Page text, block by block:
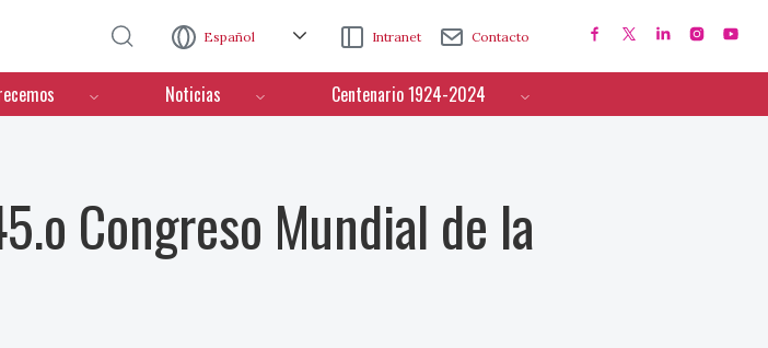
Español Intranet Contacto
Noticias Centenario 1924-2024
Congreso Mundial de la